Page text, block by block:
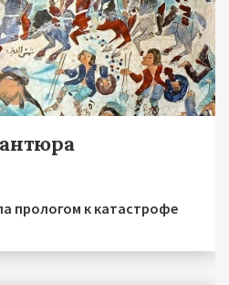
прологом к катастрофе